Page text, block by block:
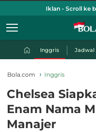
Iklan - Scroll ke
Inggris Jadwal
Bola.com Inggris
Chelsea
Enam Nama
Manajer